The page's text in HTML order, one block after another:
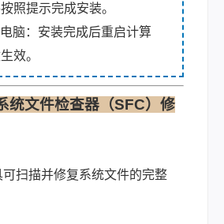
照提示完成安装。
脑：安装完成后重启计算
效。
统文件检查器（SFC）修
可扫描并修复系统文件的完整